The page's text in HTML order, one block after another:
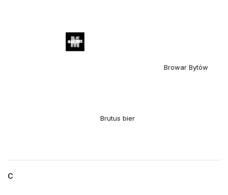
Browar Bytów
Brutus bier
C